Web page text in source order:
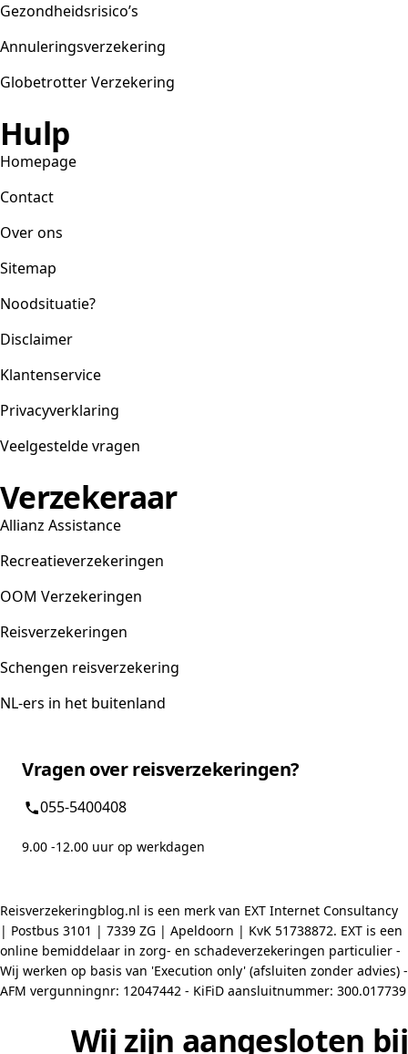
Gezondheidsrisico’s
Annuleringsverzekering
Globetrotter Verzekering
Hulp
Homepage
Contact
Over ons
Sitemap
Noodsituatie?
Disclaimer
Klantenservice
Privacyverklaring
Veelgestelde vragen
Verzekeraar
Allianz Assistance
Recreatieverzekeringen
OOM Verzekeringen
Reisverzekeringen
Schengen reisverzekering
NL-ers in het buitenland
Vragen over reisverzekeringen?
055-5400408
9.00 -12.00 uur op werkdagen
Reisverzekeringblog.nl is een merk van EXT Internet Consultancy
| Postbus 3101 | 7339 ZG | Apeldoorn | KvK 51738872. EXT is een
online bemiddelaar in zorg- en schadeverzekeringen particulier -
Wij werken op basis van 'Execution only' (afsluiten zonder advies) -
AFM vergunningnr: 12047442 - KiFiD aansluitnummer: 300.017739
Wij zijn aangesloten bij